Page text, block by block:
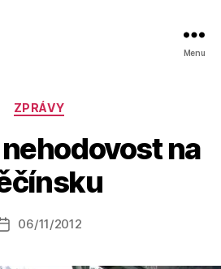
Menu
Rubriky
ZPRÁVY
na
Autor
příspěvku
u
t
o
a
Datum
06/11/2012